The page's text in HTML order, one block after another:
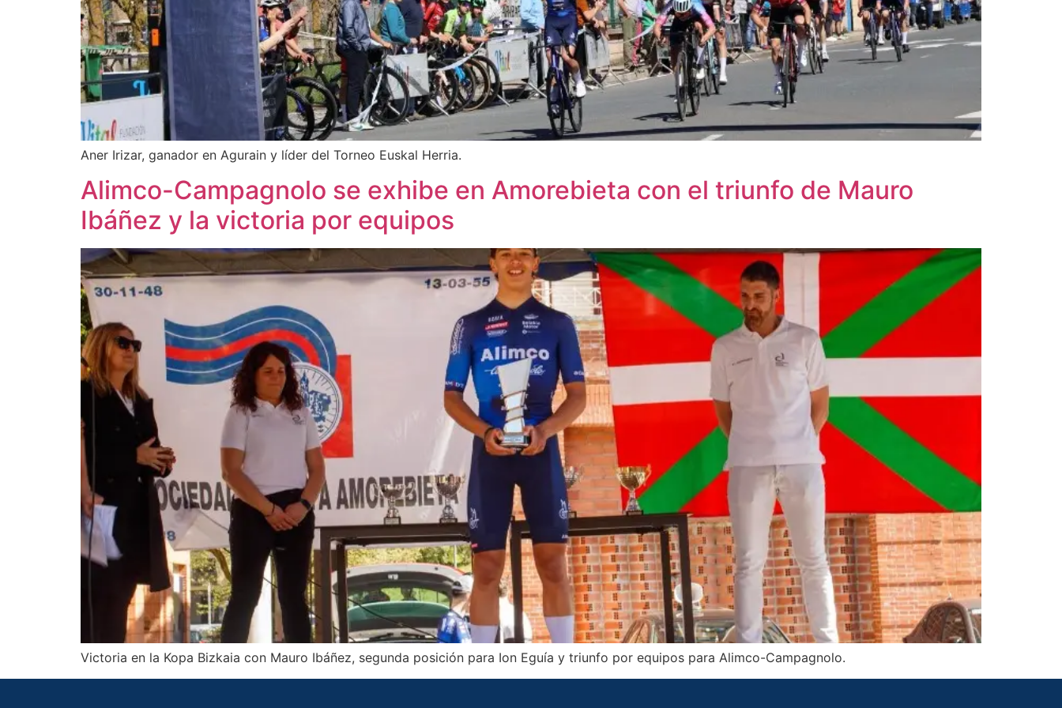
Aner Irizar, ganador en Agurain y líder del Torneo Euskal Herria.
Alimco-Campagnolo se exhibe en Amorebieta con el triunfo de Mauro
Ibáñez y la victoria por equipos
Victoria en la Kopa Bizkaia con Mauro Ibáñez, segunda posición para Ion Eguía y triunfo por equipos para Alimco-Campagnolo.